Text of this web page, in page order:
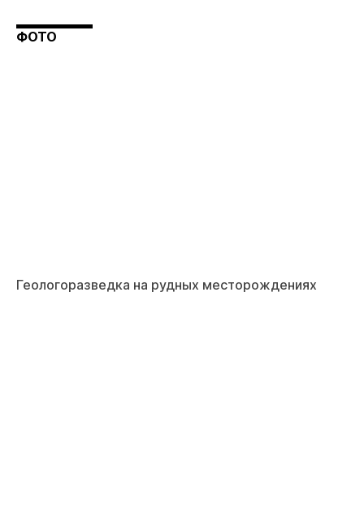
ФОТО
Геологоразведка на рудных месторождениях